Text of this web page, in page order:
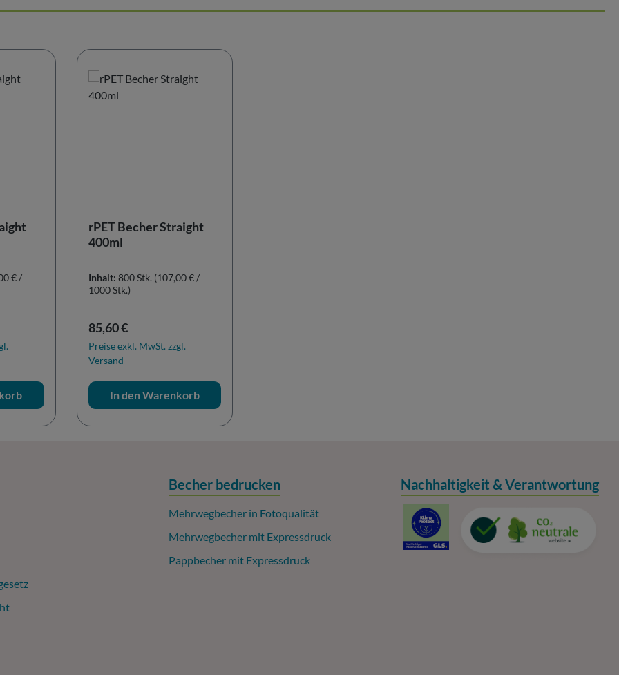
€ /
rPET Becher Straight
400ml
Inhalt: 800 Stk. (107,00 € /
1000 Stk.)
Regulärer Preis:
85,60 €
Preise exkl. MwSt. zzgl.
Versand
In den Warenkorb
Becher bedrucken
Mehrwegbecher in Fotoqualität
Mehrwegbecher mit Expressdruck
Pappbecher mit Expressdruck
Nachhaltigkeit & Verantwortung